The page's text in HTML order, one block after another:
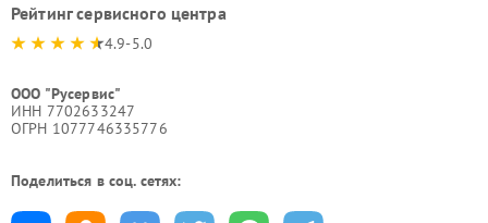
Рейтинг сервисного центра
4.9-5.0
ООО "Русервис"
ИНН 7702633247
ОГРН 1077746335776
Поделиться в соц. сетях: